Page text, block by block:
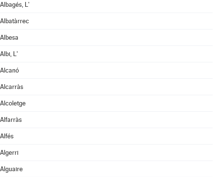
Albagés, L'
Albatàrrec
Albesa
Albi, L'
Alcanó
Alcarràs
Alcoletge
Alfarràs
Alfés
Algerri
Alguaire